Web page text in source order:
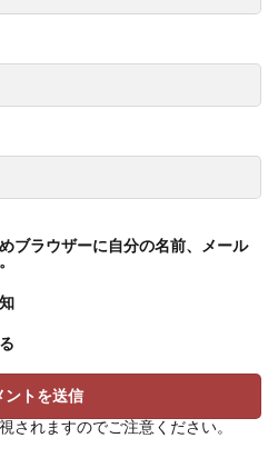
ブラウザーに自分の名前、メール
されますのでご注意ください。